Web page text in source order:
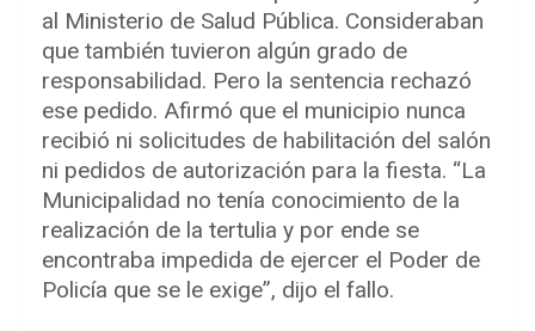
al Ministerio de Salud Pública. Consideraban
que también tuvieron algún grado de
responsabilidad. Pero la sentencia rechazó
ese pedido. Afirmó que el municipio nunca
recibió ni solicitudes de habilitación del salón
ni pedidos de autorización para la fiesta. “La
Municipalidad no tenía conocimiento de la
realización de la tertulia y por ende se
encontraba impedida de ejercer el Poder de
Policía que se le exige”, dijo el fallo.